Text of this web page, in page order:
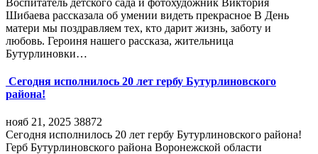
Воспитатель детского сада и фотохудожник Виктория
Шибаева рассказала об умении видеть прекрасное В День
матери мы поздравляем тех, кто дарит жизнь, заботу и
любовь. Героиня нашего рассказа, жительница
Бутурлиновки…
Сегодня исполнилось 20 лет гербу Бутурлиновского
района!
нояб 21, 2025 38872
Сегодня исполнилось 20 лет гербу Бутурлиновского района!
Герб Бутурлиновского района Воронежской области